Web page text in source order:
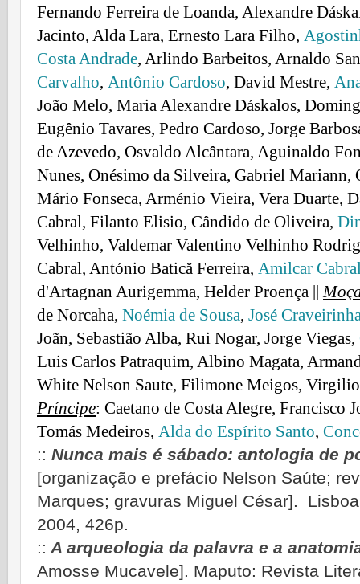
Fernando Ferreira de Loanda, Alexandre
Jacinto, Alda Lara, Ernesto Lara Filho,
Costa Andrade, Arlindo Barbeitos, Arnaldo
Carvalho, Antônio Cardoso, David Mestre,
João Melo, Maria Alexandre Dáskalos,
Eugênio Tavares, Pedro Cardoso, Jorge
de Azevedo, Osvaldo Alcântara, Aguinaldo
Nunes, Onésimo da Silveira, Gabriel
Mário Fonseca, Arménio Vieira, Vera Duarte,
Cabral, Filanto Elisio, Cândido de Oliveira,
Velhinho, Valdemar Valentino Velhinho
Cabral, António Batică Ferreira, Amilcar
d'Artagnan Aurigemma, Helder Proença ||
de Norcaha, Noémia de Sousа, José
Joãn, Sebastião Alba, Rui Nogar, Jorge Viegas,
Luis Carlos Patraquim, Albino Magata,
White Nelson Saute, Filimone Meigos,
Príncipe: Caetano de Costa Alegre, Francisco
Tomás Medeiros, Alda do Espírito Santo,
:: Nunca mais é sábado: antologia de
[organização e prefácio Nelson Saúte;
Marques; gravuras Miguel César].
2004, 426p.
:: A arqueologia da palavra e a
Amosse Mucavele]. Maputo: Revista